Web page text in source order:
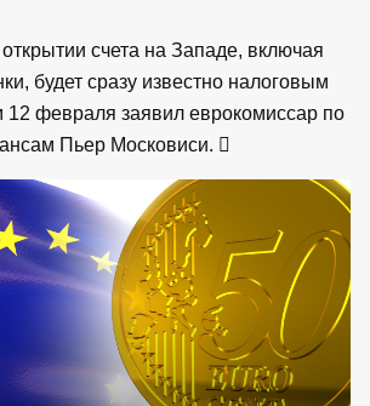
счета на Западе, включая
будет сразу известно налоговым
12 февраля заявил еврокомиссар по
Пьер Московиси.